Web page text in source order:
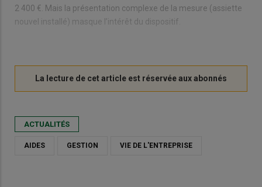
2 400 €. Mais la présentation complexe de la mesure (assiette
nouvel installé) masque l’intérêt du dispositif.
ACTUALITÉS
AIDES GESTION VIE DE L'ENTREPRISE